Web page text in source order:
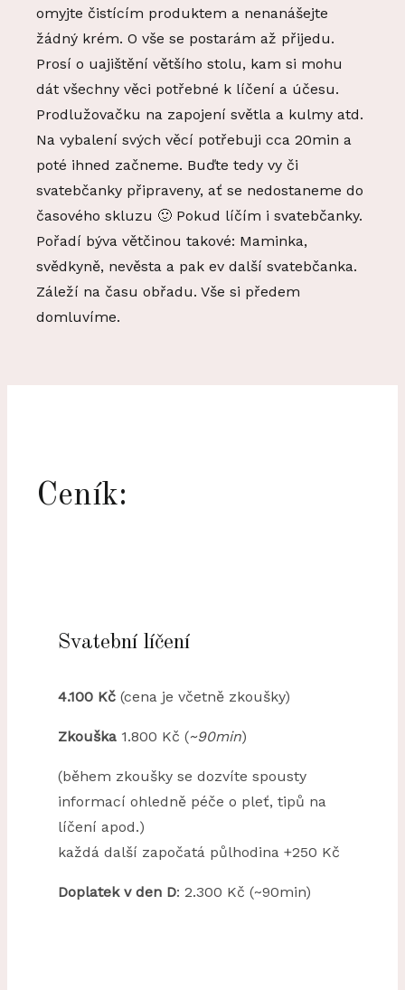
omyjte čistícím produktem a nenanášejte
žádný krém. O vše se postarám až přijedu.
Prosí o uajištění většího stolu, kam si mohu
dát všechny věci potřebné k líčení a účesu.
Prodlužovačku na zapojení světla a kulmy atd.
Na vybalení svých věcí potřebuji cca 20min a
poté ihned začneme. Buďte tedy vy či
svatebčanky připraveny, ať se nedostaneme do
časového skluzu 🙂 Pokud líčím i svatebčanky.
Pořadí býva větčinou takové: Maminka,
svědkyně, nevěsta a pak ev další svatebčanka.
Záleží na času obřadu. Vše si předem
domluvíme.
Ceník:
Svatební líčení
4.100 Kč (cena je včetně zkoušky)
Zkouška 1.800 Kč (~90min)
(během zkoušky se dozvíte spousty
informací ohledně péče o pleť, tipů na
líčení apod.)
každá další započatá půlhodina +250 Kč
Doplatek v den D: 2.300 Kč (~90min)